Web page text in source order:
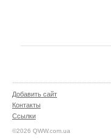
Добавить сайт
Контакты
Ссылки
©2026 QWW.com.ua